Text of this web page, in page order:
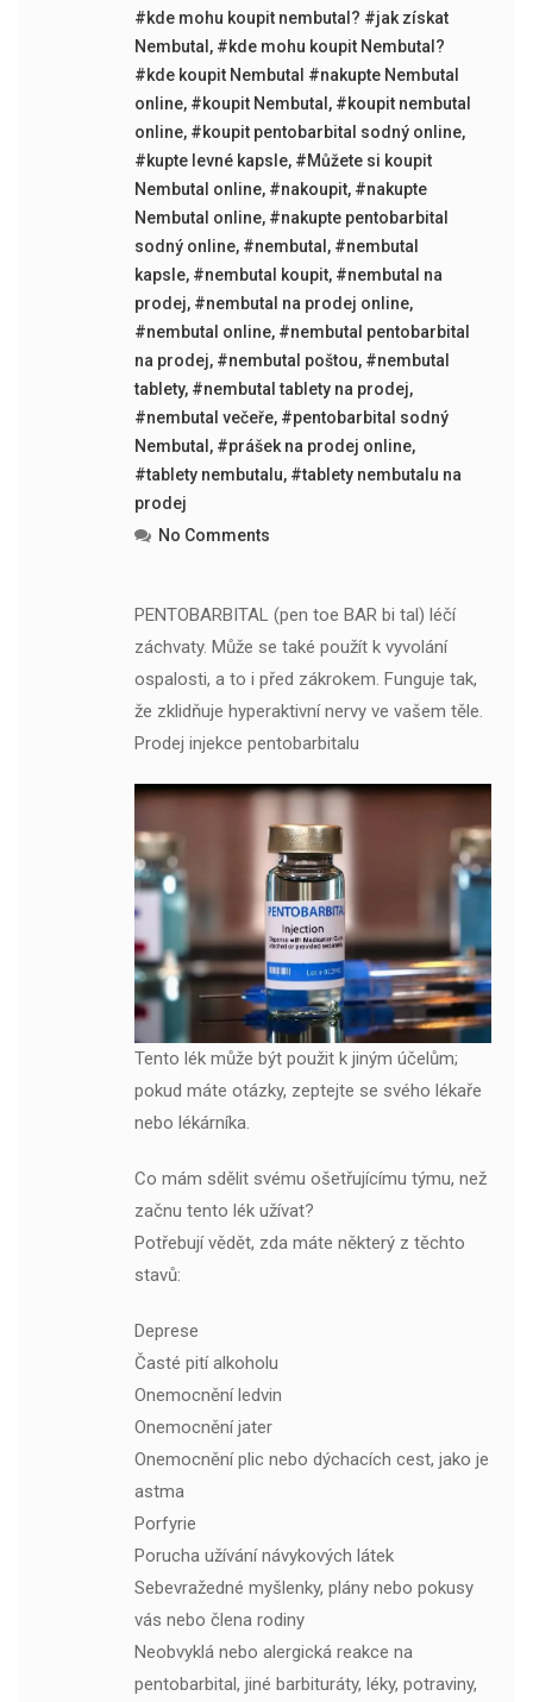
#kde mohu koupit nembutal? #jak získat
Nembutal , #kde mohu koupit Nembutal?
#kde koupit Nembutal #nakupte Nembutal
online, #koupit Nembutal , #koupit nembutal
online, #koupit pentobarbital sodný online,
#kupte levné kapsle, #Můžete si koupit
Nembutal online, #nakoupit, #nakupte
Nembutal online, #nakupte pentobarbital
sodný online, #nembutal , #nembutal
kapsle, #nembutal koupit, #nembutal na
prodej, #nembutal na prodej online,
#nembutal online, #nembutal pentobarbital
na prodej, #nembutal poštou, #nembutal
tablety, #nembutal tablety na prodej,
#nembutal večeře, #pentobarbital sodný
Nembutal , #prášek na prodej online,
#tablety nembutalu, #tablety nembutalu na
prodej
No Comments
PENTOBARBITAL (pen toe BAR bi tal) léčí
záchvaty. Může se také použít k vyvolání
ospalosti, a to i před zákrokem. Funguje tak,
že zklidňuje hyperaktivní nervy ve vašem těle.
Prodej injekce pentobarbitalu
Tento lék může být použit k jiným účelům;
pokud máte otázky, zeptejte se svého lékaře
nebo lékárníka.
Co mám sdělit svému ošetřujícímu týmu, než
začnu tento lék užívat?
Potřebují vědět, zda máte některý z těchto
stavů:
Deprese
Časté pití alkoholu
Onemocnění ledvin
Onemocnění jater
Onemocnění plic nebo dýchacích cest, jako je
astma
Porfyrie
Porucha užívání návykových látek
Sebevražedné myšlenky, plány nebo pokusy
vás nebo člena rodiny
Neobvyklá nebo alergická reakce na
pentobarbital, jiné barbituráty, léky, potraviny,